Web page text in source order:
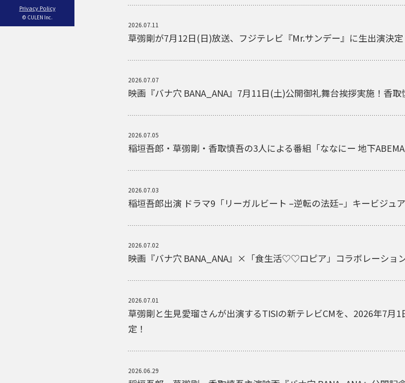
Privacy Policy
© CULEN Inc.
2026.07.11
草彅剛が7月12日(日)放送、フジテレビ『Mr.サンデー』に生出演決定
2026.07.07
映画『バナ穴 BANA_ANA』7月11日(土)公開御礼舞台挨拶実施！香取
2026.07.05
稲垣吾郎・草彅剛・香取慎吾の3人による番組「ななにー 地下
2026.07.03
稲垣吾郎出演 ドラマ9「リーガルビート –逆転の法廷–」キービジュ
2026.07.02
映画『バナ穴 BANA_ANA』×「食生活♡♡ロピア」コラボレーショ
2026.07.01
草彅剛と生見愛瑠さんが出演するTISIの新テレビCMを、2026年7月
定！
2026.06.29